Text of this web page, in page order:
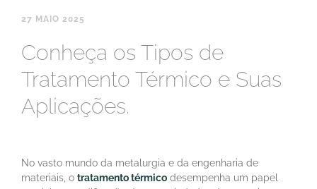
27 MAIO 2025
Conheça os Tipos de
Tratamento Térmico e Suas
Aplicações.
No vasto mundo da metalurgia e da engenharia de
materiais, o tratamento térmico desempenha um papel